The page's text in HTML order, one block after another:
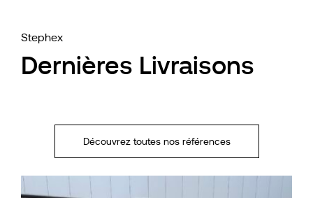
Stephex
Dernières Livraisons
Découvrez toutes nos références